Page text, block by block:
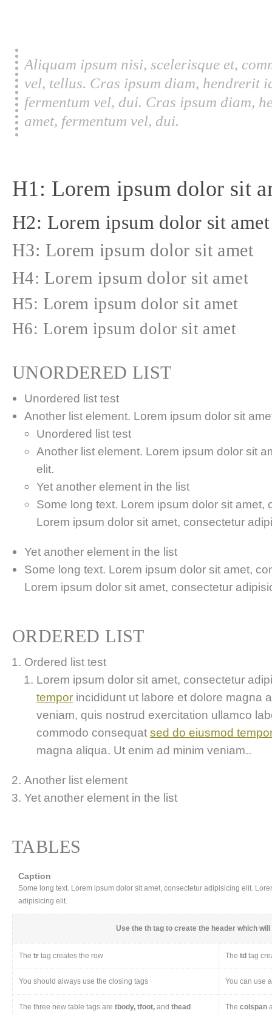
Aliquam ipsum nisi, scelerisque et,
vel, tellus. Cras ipsum diam, hendrerit
fermentum vel, dui. Cras ipsum diam,
amet, fermentum vel, dui.
H1: Lorem ipsum dolor sit
H2: Lorem ipsum dolor sit amet
H3: Lorem ipsum dolor sit amet
H4: Lorem ipsum dolor sit amet
H5: Lorem ipsum dolor sit amet
H6: Lorem ipsum dolor sit amet
UNORDERED LIST
Unordered list test
Another list element. Lorem ipsum dolor sit
Unordered list test
Another list element. Lorem ipsum dolor sit
elit.
Yet another element in the list
Some long text. Lorem ipsum dolor sit amet,
Lorem ipsum dolor sit amet, consectetur
Yet another element in the list
Some long text. Lorem ipsum dolor sit amet,
Lorem ipsum dolor sit amet, consectetur
ORDERED LIST
Ordered list test
Lorem ipsum dolor sit amet, consectetur
tempor incididunt ut labore et dolore magna
veniam, quis nostrud exercitation ullamco
commodo consequat sed do eiusmod
magna aliqua. Ut enim ad minim veniam..
Another list element
Yet another element in the list
TABLES
Caption
Some long text. Lorem ipsum dolor sit amet, consectetur adipisicing elit.
adipisicing elit.
Use the th tag to create the header which
The tr tag creates the row The td tag
You should always use the closing tags You can use
The three new table tags are tbody, tfoot, and thead The colspan